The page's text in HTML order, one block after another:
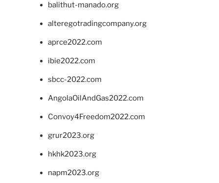
balithut-manado.org
alteregotradingcompany.org
aprce2022.com
ibie2022.com
sbcc-2022.com
AngolaOilAndGas2022.com
Convoy4Freedom2022.com
grur2023.org
hkhk2023.org
napm2023.org